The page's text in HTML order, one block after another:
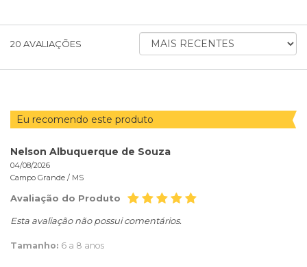
20 AVALIAÇÕES
ORDENAR
AVALIAÇÕES
Eu recomendo este produto
Nelson Albuquerque de Souza
04/08/2026
Campo Grande / MS
Avaliação do Produto
Esta avaliação não possui comentários.
Tamanho: 6 a 8 anos